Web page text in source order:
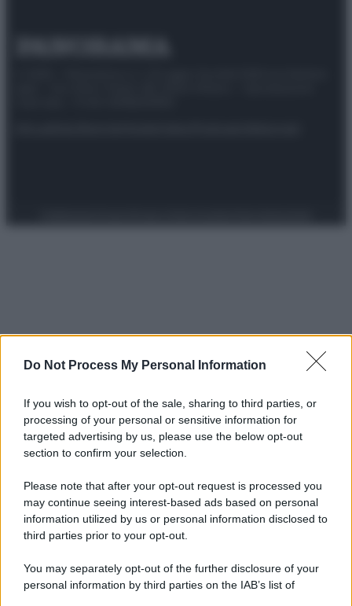
Do Not Process My Personal Information
If you wish to opt-out of the sale, sharing to third parties, or
processing of your personal or sensitive information for
targeted advertising by us, please use the below opt-out
section to confirm your selection.
Please note that after your opt-out request is processed you
may continue seeing interest-based ads based on personal
information utilized by us or personal information disclosed to
third parties prior to your opt-out.
You may separately opt-out of the further disclosure of your
personal information by third parties on the IAB’s list of